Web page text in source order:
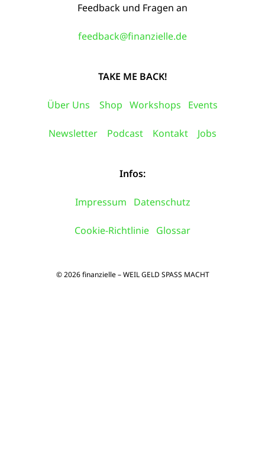
Feedback und Fragen an
feedback@finanzielle.de
TAKE ME BACK!
Über Uns Shop Workshops Events
Newsletter Podcast Kontakt Jobs
Infos:
Impressum Datenschutz
Cookie-Richtlinie Glossar
© 2026 finanzielle – WEIL GELD SPASS MACHT